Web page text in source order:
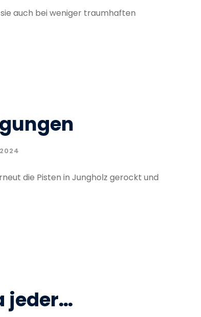
auch bei weniger traumhaften
die Pisten in Jungholz gerockt und
jeder…